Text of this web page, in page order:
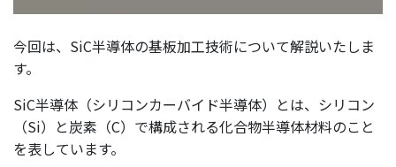
今回は、SiC半導体の基板加工技術について解説いたしま
す。
SiC半導体（シリコンカーバイド半導体）とは、シリコン
（Si）と炭素（C）で構成される化合物半導体材料のこと
を表しています。